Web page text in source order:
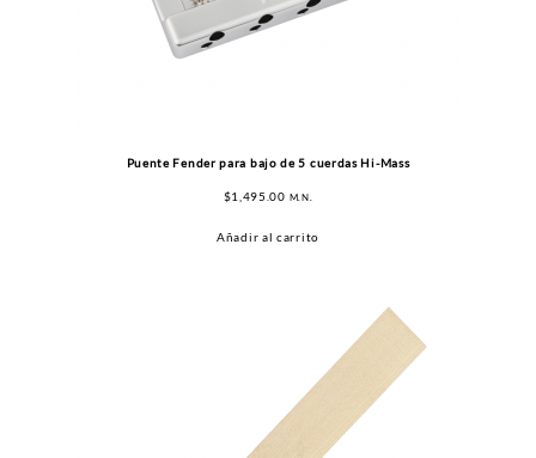
Puente Fender para bajo de 5 cuerdas Hi-Mass
$1,495.00 M.N.
Añadir al carrito